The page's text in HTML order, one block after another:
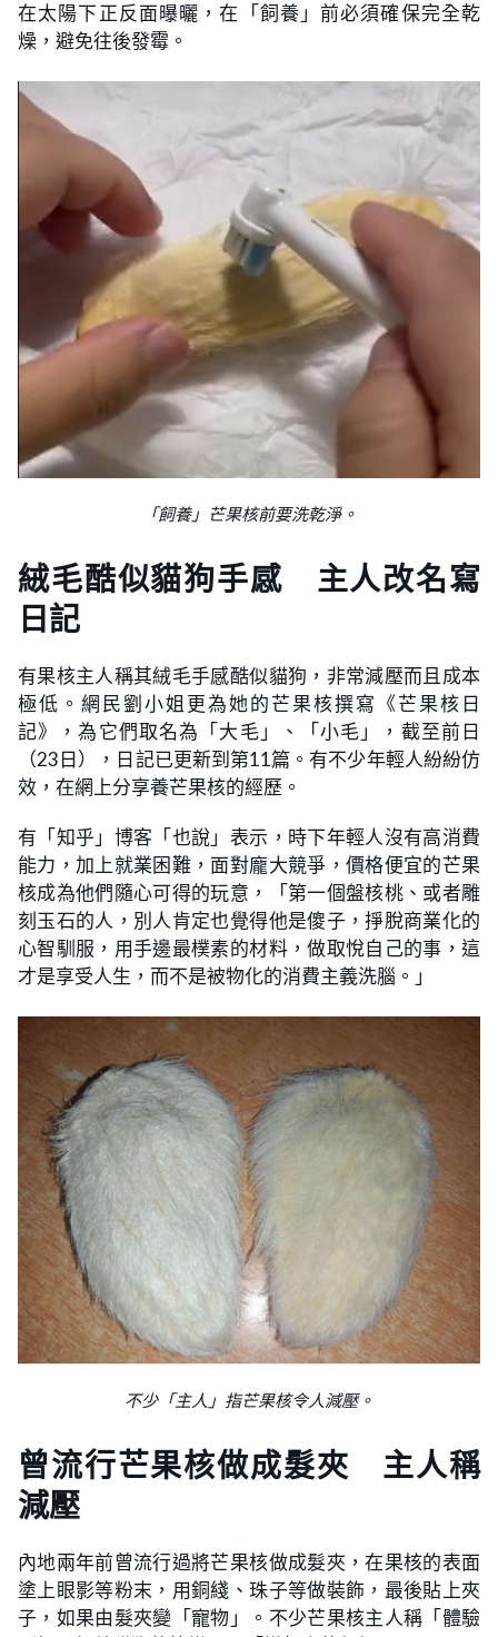
在太陽下正反面曝曬，在「飼養」前必須確保完全乾
燥，避免往後發霉。
「飼養」芒果核前要洗乾淨。
絨毛酷似貓狗手感 主人改名寫
日記
有果核主人稱其絨毛手感酷似貓狗，非常減壓而且成本
極低。網民劉小姐更為她的芒果核撰寫《芒果核日
記》，為它們取名為「大毛」、「小毛」，截至前日
（23日），日記已更新到第11篇。有不少年輕人紛紛仿
效，在網上分享養芒果核的經歷。
有「知乎」博客「也說」表示，時下年輕人沒有高消費
能力，加上就業困難，面對龐大競爭，價格便宜的芒果
核成為他們隨心可得的玩意，「第一個盤核桃、或者雕
刻玉石的人，別人肯定也覺得他是傻子，掙脫商業化的
心智馴服，用手邊最樸素的材料，做取悅自己的事，這
才是享受人生，而不是被物化的消費主義洗腦。」
不少「主人」指芒果核令人減壓。
曾流行芒果核做成髮夾 主人稱
減壓
內地兩年前曾流行過將芒果核做成髮夾，在果核的表面
塗上眼影等粉末，用銅綫、珠子等做裝飾，最後貼上夾
子，如果由髮夾變「寵物」。不少芒果核主人稱「體驗